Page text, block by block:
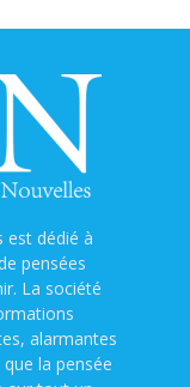
est dédié à
pensées
La société
alarmantes
la pensée